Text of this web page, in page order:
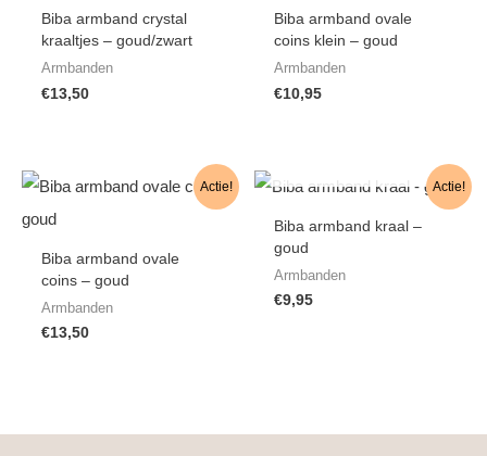
Biba armband crystal
kraaltjes – goud/zwart
Armbanden
€13,50
Biba armband ovale
coins klein – goud
Armbanden
€10,95
Actie!
Biba armband ovale
coins – goud
Armbanden
€13,50
Actie!
Biba armband kraal –
goud
Armbanden
€9,95